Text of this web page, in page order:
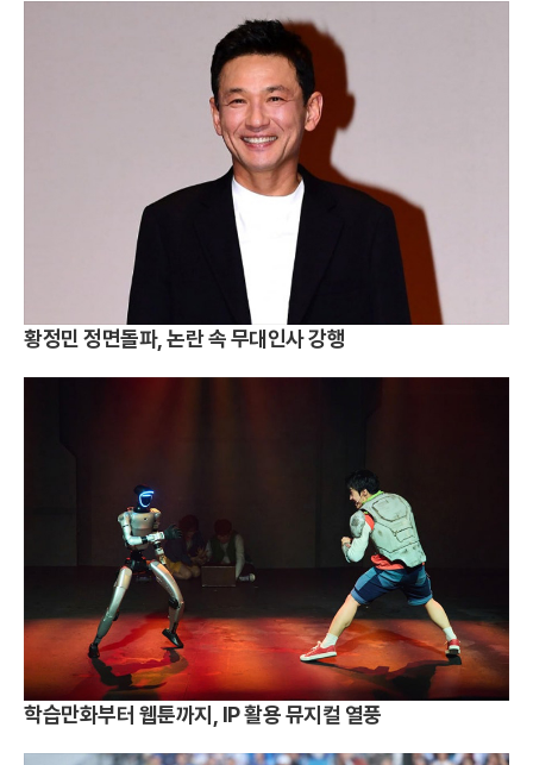
황정민 정면돌파, 논란 속 무대인사 강행
학습만화부터 웹툰까지, IP 활용 뮤지컬 열풍